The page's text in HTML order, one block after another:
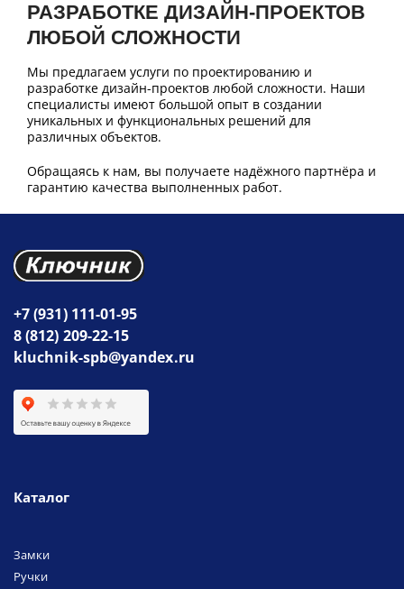
РАЗРАБОТКЕ ДИЗАЙН-ПРОЕКТОВ
ЛЮБОЙ СЛОЖНОСТИ
Мы предлагаем услуги по проектированию и
разработке дизайн-проектов любой сложности. Наши
специалисты имеют большой опыт в создании
уникальных и функциональных решений для
различных объектов.
Обращаясь к нам, вы получаете надёжного партнёра и
гарантию качества выполненных работ.
+7 (931) 111-01-95
8 (812) 209-22-15
kluchnik-spb@yandex.ru
Каталог
Замки
Ручки